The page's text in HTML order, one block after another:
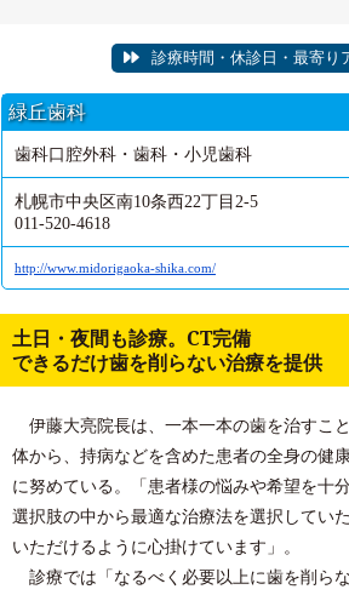
診療時間・休診日・最寄り
緑丘歯科
歯科口腔外科・歯科・小児歯科
札幌市中央区南10条西22丁目2-5
011-520-4618
http://www.midorigaoka-shika.com/
土日・夜間も診療。CT完備
できるだけ歯を削らない治療を提供
伊藤大亮院長は、一本一本の歯を治すこ
体から、持病などを含めた患者の全身の健
に努めている。「患者様の悩みや希望を十
選択肢の中から最適な治療法を選択してい
いただけるように心掛けています」。
診療では「なるべく必要以上に歯を削ら